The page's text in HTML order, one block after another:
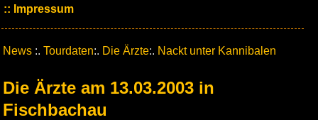
Impressum
News :. Tourdaten:. Die Ärzte:. Nackt unter Kannibalen
Die Ärzte am 13.03.2003 in
Fischbachau